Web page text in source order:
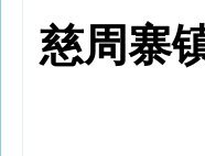
慈周寨